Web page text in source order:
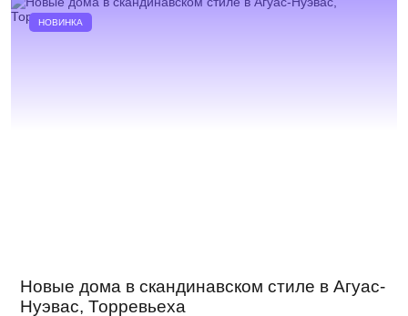
НОВИНКА
Новые дома в скандинавском стиле в Агуас-
Нуэвас, Торревьеха